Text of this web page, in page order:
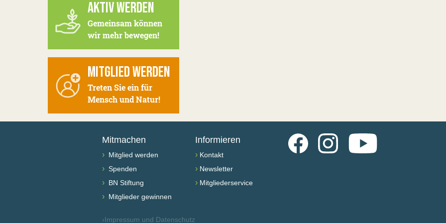
AKTIV WERDEN
Gemeinsam können
wir mehr bewegen!
MITGLIED WERDEN
Treten Sie ein für
Mensch und Natur!
Mitmachen
› Mitglied werden
› Spenden
› BN Stiftung
› Mitglieder gewinnen
Informieren
› Kontakt
› Newsletter
› Mitgliederservice
FacebookInstagramYouTube
›Impressum und Datenschutz